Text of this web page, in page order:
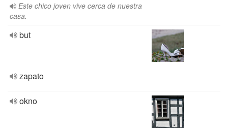
Este chico joven vive cerca de nuestra
casa.
but
zapato
okno